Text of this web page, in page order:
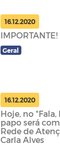
16.12.2020
IMPORTANTE!
Geral
16.12.2020
Hoje, no "Fala,
papo será
Rede de
Carla Alves